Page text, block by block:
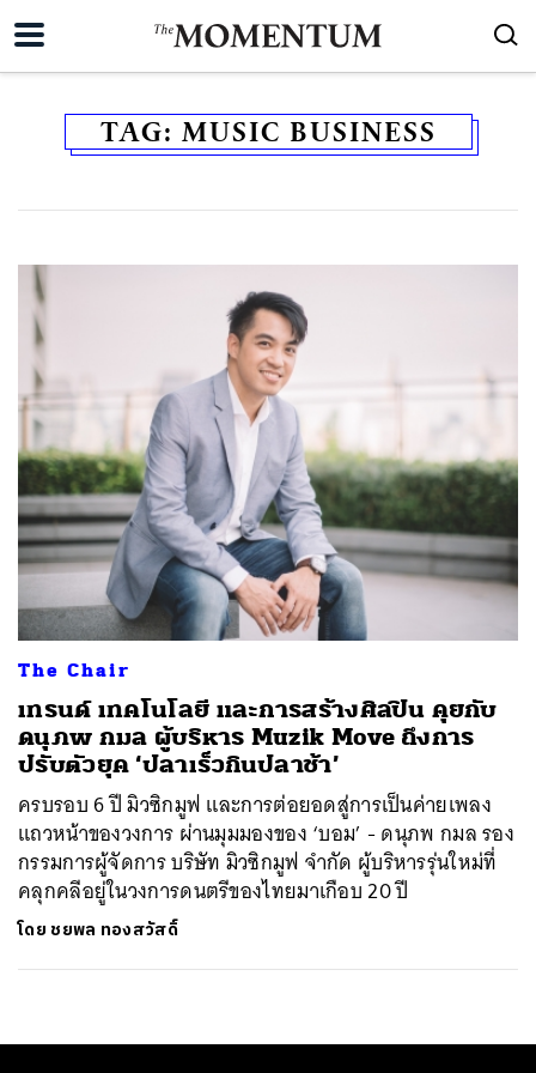
TAG: MUSIC BUSINESS
The Chair
เทรนด์ เทคโนโลยี และการสร้างศิลปิน คุยกับ
ดนุภพ กมล ผู้บริหาร Muzik Move ถึงการ
ปรับตัวยุค ‘ปลาเร็วกินปลาช้า’
ครบรอบ 6 ปี มิวซิกมูฟ และการต่อยอดสู่การเป็นค่ายเพลง
แถวหน้าของวงการ ผ่านมุมมองของ ‘บอม’ - ดนุภพ กมล รอง
กรรมการผู้จัดการ บริษัท มิวซิกมูฟ จำกัด ผู้บริหารรุ่นใหม่ที่
คลุกคลีอยู่ในวงการดนตรีของไทยมาเกือบ 20 ปี
โดย ชยพล ทองสวัสดิ์
SHARE TWEET LINE EMAIL